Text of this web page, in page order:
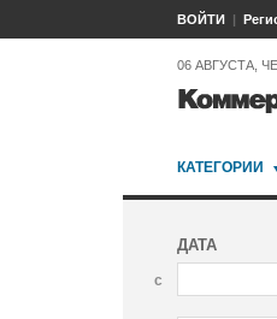
ВОЙТИ
06 АВГУСТА,
КАТЕГОРИИ
ДАТА
с